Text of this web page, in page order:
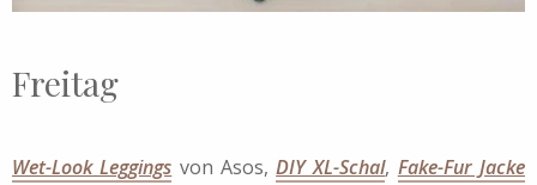
Freitag
Wet-Look Leggings von Asos,DIY XL-Schal, Fake-Fur Jacke